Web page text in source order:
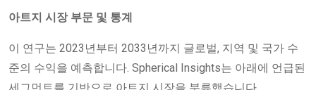
아트지 시장 부문 및 통계
이 연구는 2023년부터 2033년까지 글로벌, 지역 및 국가 수
준의 수익을 예측합니다. Spherical Insights는 아래에 언급된